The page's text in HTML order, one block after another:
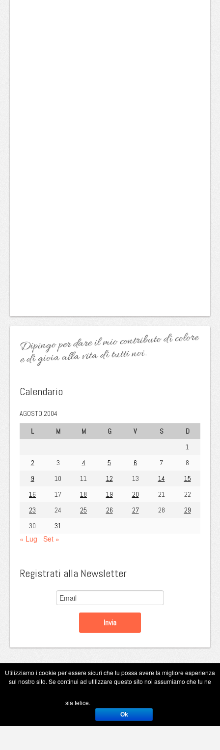
Dipingo per dare il mio contributo di colore
e di gioia alla vita di tutti noi.
Calendario
AGOSTO 2004
L
M M G V S
D
1
2
3 4 5 6 7
8
9
10 11 12 13 14
15
16
17 18 19 20 21
22
23
24 25 26 27 28
29
30
31
« Lug Set »
Registrati alla Newsletter
Copyright Eugenio Guarini 2026
Utilizziamo i cookie per essere sicuri che tu possa avere la migliore esperienza
sul nostro sito. Se continui ad utilizzare questo sito noi assumiamo che tu ne
sia felice.
Ok